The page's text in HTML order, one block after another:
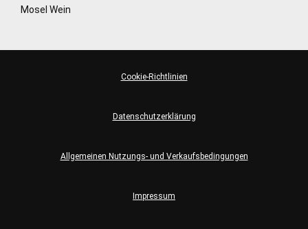
Mosel Wein
Impressum
Allgemeinen Nutzungs- und Verkaufsbedingungen
Datenschutzerklärung
Cookie-Richtlinien